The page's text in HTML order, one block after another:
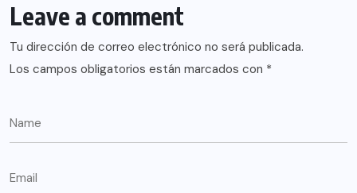
Leave a comment
Tu dirección de correo electrónico no será publicada.
Los campos obligatorios están marcados con *